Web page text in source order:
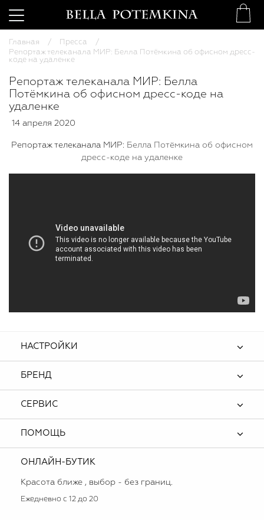
Главная
Пресса
Репортаж телеканала МИР: Белла Потёмкина об офисном дресс-
коде на удаленке
Репортаж телеканала МИР: Белла
Потёмкина об офисном дресс-коде на
удаленке
14 апреля 2020
Репортаж телеканала МИР: Белла Потёмкина об офисном
дресс-коде на удаленке
НАСТРОЙКИ
БРЕНД
СЕРВИС
ПОМОЩЬ
ОНЛАЙН-БУТИК
Красота ближе , выбор - без границ.
Ежедневно с 12 до 20